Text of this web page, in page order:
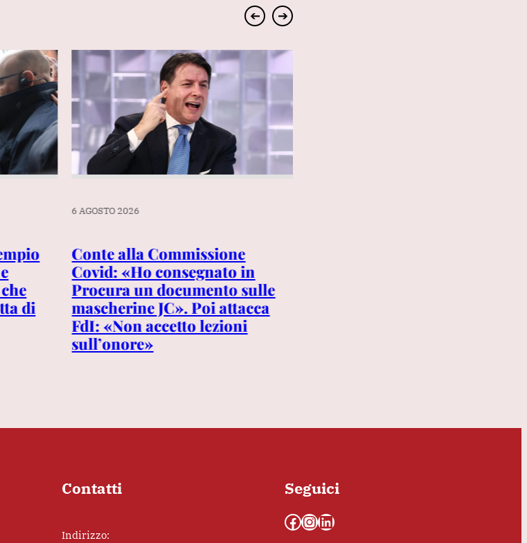
➔ ➔
di
6 AGOSTO 2026
Conte alla Commissione
Covid: «Ho consegnato in
Procura un documento sulle
mascherine JC». Poi attacca
FdI: «Non accetto lezioni
sull’onore»
Contatti
Indirizzo:
Seguici
Facebook InstagramLinkedIn